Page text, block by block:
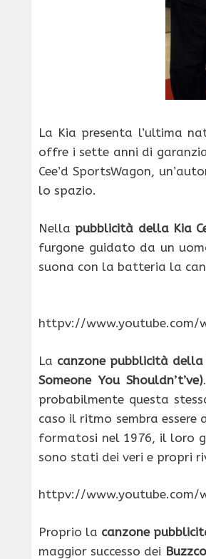
La Kia presenta l’ultima
offre i sette anni di
Cee’d SportsWagon,
lo spazio.
Nella pubblicità della Kia
furgone guidato da un
suona con la batteria la
httpv://www.youtube.com/
La canzone pubblicità della
Someone You Shouldn’t’ve)
probabilmente questa
caso il ritmo sembra essere
formatosi nel 1976, il loro
sono stati dei veri e propri
httpv://www.youtube.com/
Proprio la canzone
maggior successo dei